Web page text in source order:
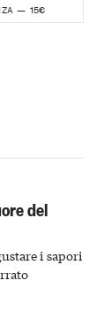
— 15€
del
i sapori